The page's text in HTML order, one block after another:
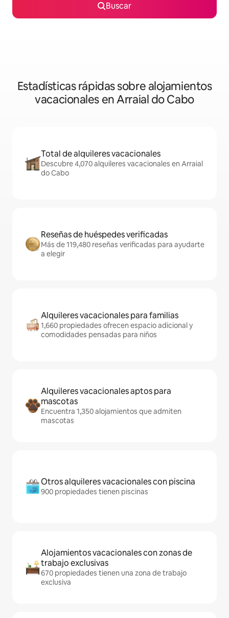
Buscar
Estadísticas rápidas sobre alojamientos
vacacionales en Arraial do Cabo
Total de alquileres vacacionales
Descubre 4,070 alquileres vacacionales en Arraial
do Cabo
Reseñas de huéspedes verificadas
Más de 119,480 reseñas verificadas para ayudarte
a elegir
Alquileres vacacionales para familias
1,660 propiedades ofrecen espacio adicional y
comodidades pensadas para niños
Alquileres vacacionales aptos para
mascotas
Encuentra 1,350 alojamientos que admiten
mascotas
Otros alquileres vacacionales con piscina
900 propiedades tienen piscinas
Alojamientos vacacionales con zonas de
trabajo exclusivas
670 propiedades tienen una zona de trabajo
exclusiva